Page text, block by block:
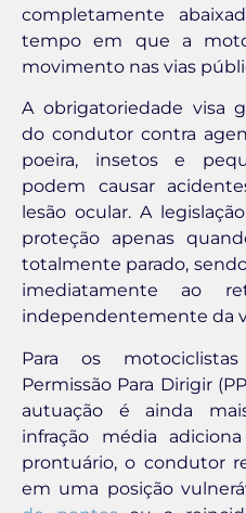
completamente
tempo em que a
movimento nas vias
A obrigatoriedade visa
do condutor contra
poeira, insetos e
podem causar
lesão ocular. A
proteção apenas
totalmente parado,
imediatamente ao
independentemente da
Para os
Permissão Para Dirigir
autuação é ainda
infração média
prontuário, o condutor
em uma posição